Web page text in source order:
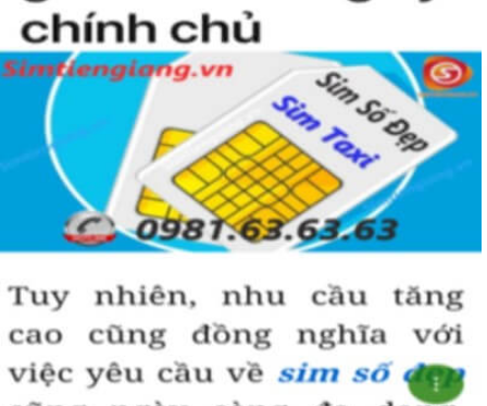
hoà hợp, bình an, sinh sôi, làm việc gì cũng thuận lợi và tiến
đến vị trí cao nhất. Số 5 là con số của đời người, thể hiện sự
bình yên, hạnh phúc.
+ Khi nhìn vào số
sim ngũ quý 5
của bạn, người ta sẽ biết được bạn
là người cẩn thận, là người có địa vị và thành công trong cuộc
sống.
+ Khi sử dụng
sim số đẹp đuôi 55555để kinh doanh, làm ăn sẽ tạo
dựng được niềm tin, sự tin tưởng với đối tác,…
+ Sử dụngsim ngũ quý 5cũng giúp bạn tự tin hơn trong cuộc
sống, với các mối quan hệ xã hội khác.
Những phân tích chuyên sâu về ý nghĩa của dòng
sim ngũ
quý 5 xét theo nhiều khía cạch, đã đủ trả lời cho câu hỏi “Lý
do nên sở hữu sim ngũ quý 5 này
, Có thể khẳng định, đây là
dòng sim số đẹp được khuyên dùng cho giới làm ăn, kinh
doanh, dân công chức, văn phòng thậm chí là các doanh
nhân thành đạt.